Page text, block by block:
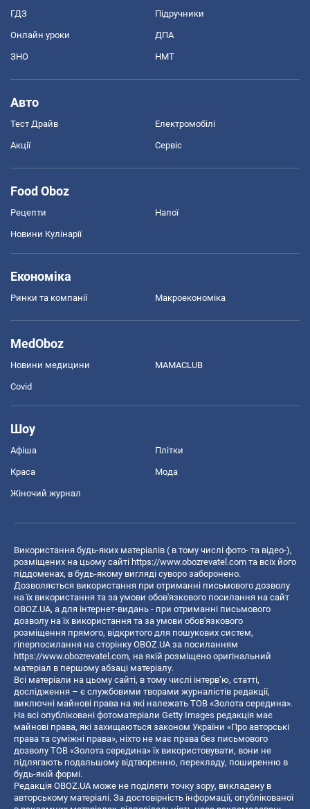
ГДЗ Підручники
Онлайн уроки ДПА
ЗНО НМТ
Авто
Тест Драйв Електромобілі
Акції Сервіс
Food Oboz
Рецепти Напої
Новини Кулінарії
Економіка
Ринки та компанії Макроекономіка
MedOboz
Новини медицини MAMACLUB
Covid
Шоу
Афіша Плітки
Краса Мода
Жіночий журнал
Використання будь-яких матеріалів ( в тому числі фото- та відео-),
розміщених на цьому сайті https://www.obozrevatel.com та всіх його
піддоменах, в будь-якому вигляді суворо заборонено.
Дозволяється використання при отриманні письмового дозволу
на їх використання та за умови обов'язкового посилання на сайт
OBOZ.UA, а для інтернет-видань - при отриманні письмового
дозволу на їх використання та за умови обов'язкового
розміщення прямого, відкритого для пошукових систем,
гіперпосилання на сторінку OBOZ.UA за посиланням
https://www.obozrevatel.com, на якій розміщено оригінальний
матеріал в першому абзаці матеріалу.
Всі матеріали на цьому сайті, в тому числі інтерв’ю, статті,
дослідження – є службовими творами журналістів редакції,
виключні майнові права на які належать ТОВ «Золота середина».
На всі опубліковані фотоматеріали Getty Images редакція має
майнові права, які захищаються законом України «Про авторські
права та суміжні права», ніхто не має права без письмового
дозволу ТОВ «Золота середина» їх використовувати, вони не
підлягають подальшому відтворенню, перекладу, поширенню в
будь-якій формі.
Редакція OBOZ.UA може не поділяти точку зору, викладену в
авторському матеріалі. За достовірність інформації, опублікованої